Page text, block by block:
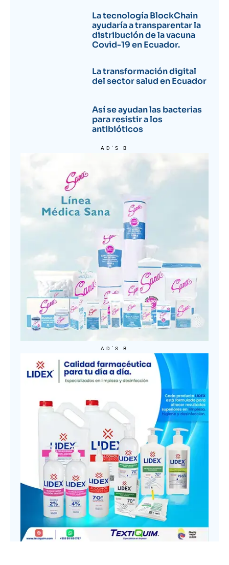
La tecnología BlockChain
ayudaría a transparentar la
distribución de la vacuna
Covid-19 en Ecuador.
La transformación digital
del sector salud en Ecuador
Así se ayudan las bacterias
para resistir a los
antibióticos
AD'S B
AD'S B